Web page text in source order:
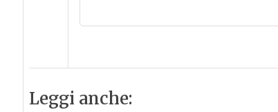
Leggi anche: